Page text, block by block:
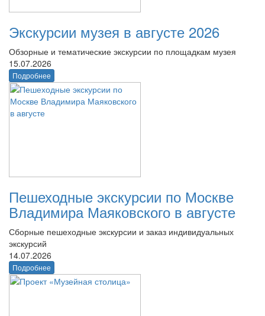
Экскурсии музея в августе 2026
Обзорные и тематические экскурсии по площадкам музея
15.07.2026
Подробнее
Пешеходные экскурсии по Москве
Владимира Маяковского в августе
Сборные пешеходные экскурсии и заказ индивидуальных
экскурсий
14.07.2026
Подробнее